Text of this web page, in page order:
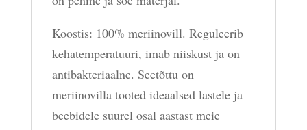
Koostis: 100% meriinovill. Reguleerib
kehatemperatuuri, imab niiskust ja on
antibakteriaalne. Seetõttu on
meriinovilla tooted ideaalsed lastele ja
beebidele suurel osal aastast meie